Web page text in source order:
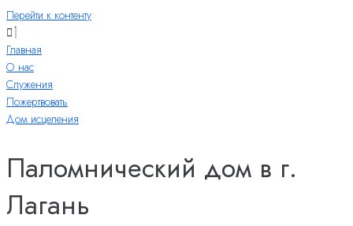
Перейти к контенту
Главная
О нас
Служения
Пожертвовать
Дом исцеления
Паломнический дом в г.
Лагань